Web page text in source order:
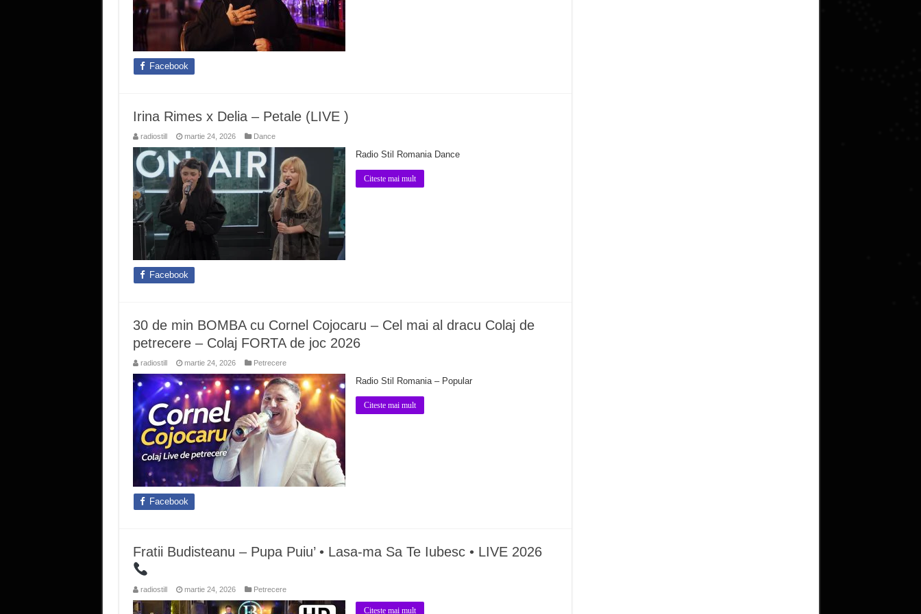
Facebook
Irina Rimes x Delia – Petale (LIVE )
radiostill martie 24, 2026 Dance
Radio Stil Romania Dance
Citeste mai mult
Facebook
30 de min BOMBA cu Cornel Cojocaru – Cel mai al dracu Colaj de
petrecere – Colaj FORTA de joc 2026
radiostill martie 24, 2026 Petrecere
Radio Stil Romania – Popular
Citeste mai mult
Facebook
Fratii Budisteanu – Pupa Puiu’ • Lasa-ma Sa Te Iubesc • LIVE 2026
radiostill martie 24, 2026 Petrecere
Citeste mai mult